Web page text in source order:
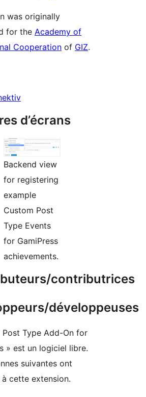
was originally
for the Academy of
Cooperation of GIZ.
d’écrans
Backend view
for registering
example
Custom Post
Type Events
for GamiPress
achievements.
contributrices
développeuses
Post Type Add-On for
» est un logiciel libre.
suivantes ont
cette extension.